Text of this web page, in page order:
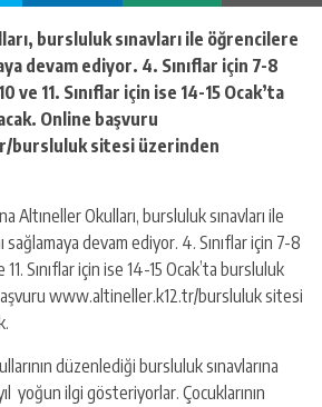
bursluluk sınavları ile öğrencilere
devam ediyor. 4. Sınıflar için 7-8
ve 11. Sınıflar için ise 14-15 Ocak’ta
Online başvuru
sitesi üzerinden
Altıneller Okulları, bursluluk sınavları ile
devam ediyor. 4. Sınıflar için 7-8
11. Sınıflar için ise 14-15 Ocak’ta bursluluk
başvuru www.altineller.k12.tr/bursluluk sitesi
düzenlediği bursluluk sınavlarına
yoğun ilgi gösteriyorlar. Çocuklarının